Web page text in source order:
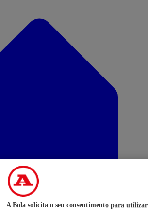
A Bola solicita o seu consentimento para utilizar